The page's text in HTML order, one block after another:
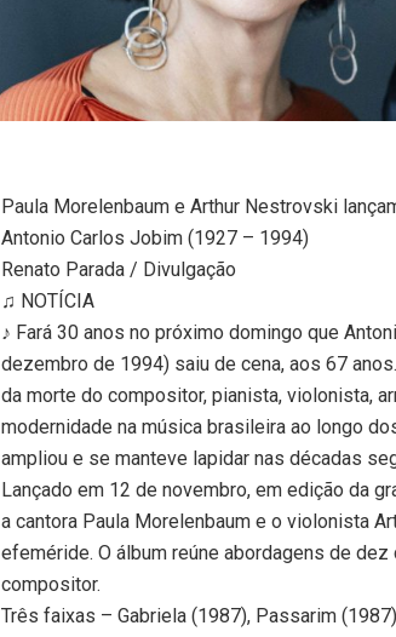
Paula Morelenbaum e Arthur Nestrovski
Antonio Carlos Jobim (1927 – 1994)
Renato Parada / Divulgação
♫ NOTÍCIA
♪ Fará 30 anos no próximo domingo que
dezembro de 1994) saiu de cena, aos 67
da morte do compositor, pianista, violonista,
modernidade na música brasileira ao longo
ampliou e se manteve lapidar nas décadas
Lançado em 12 de novembro, em edição da
a cantora Paula Morelenbaum e o violonista
efeméride. O álbum reúne abordagens de
compositor.
Três faixas – Gabriela (1987), Passarim